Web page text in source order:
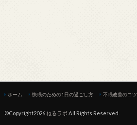
ホーム 快眠のための1日の過ごし方 不眠改善のコツ
©Copyright2026ねるラボ .All Rights Reserved.